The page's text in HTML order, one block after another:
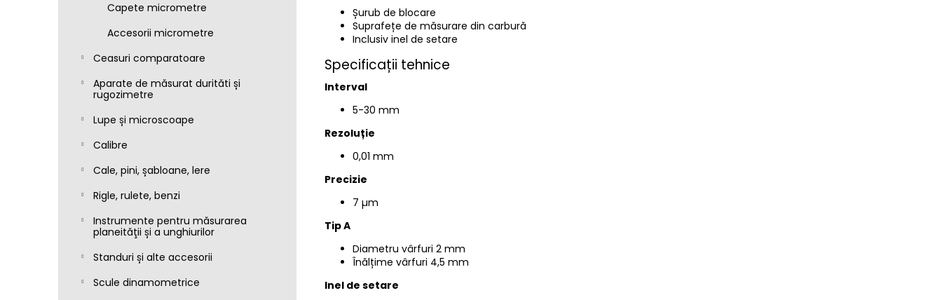
Capete micrometre
Accesorii micrometre
Ceasuri comparatoare
Aparate de măsurat durităti și
rugozimetre
Lupe și microscoape
Calibre
Cale, pini, șabloane, lere
Rigle, rulete, benzi
Instrumente pentru măsurarea
planeităţii și a unghiurilor
Standuri și alte accesorii
Scule dinamometrice
Șurub de blocare
Suprafețe de măsurare din carbură
Inclusiv inel de setare
Specificații tehnice
Interval
5-30 mm
Rezoluție
0,01 mm
Precizie
7 µm
Tip A
Diametru vârfuri 2 mm
Înălțime vârfuri 4,5 mm
Inel de setare